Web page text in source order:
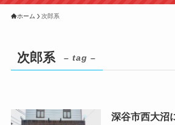
ホーム 次郎系
次郎系 – tag –
深谷市西大沼